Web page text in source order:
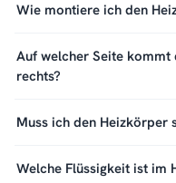
Wie montiere ich den
Auf welcher Seite kommt
rechts?
Muss ich den Heizkörper
Welche Flüssigkeit ist im